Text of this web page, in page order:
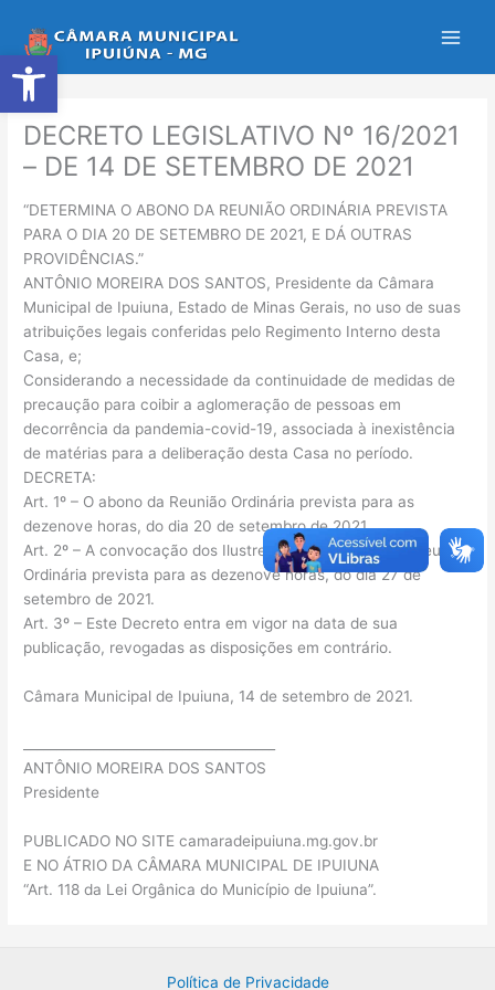
Abrir a barra de ferramentas
para
o
conteúdo
DECRETO LEGISLATIVO Nº 16/2021
– DE 14 DE SETEMBRO DE 2021
“DETERMINA O ABONO DA REUNIÃO ORDINÁRIA PREVISTA
PARA O DIA 20 DE SETEMBRO DE 2021, E DÁ OUTRAS
PROVIDÊNCIAS.”
ANTÔNIO MOREIRA DOS SANTOS, Presidente da Câmara
Municipal de Ipuiuna, Estado de Minas Gerais, no uso de suas
atribuições legais conferidas pelo Regimento Interno desta
Casa, e;
Considerando a necessidade da continuidade de medidas de
precaução para coibir a aglomeração de pessoas em
decorrência da pandemia-covid-19, associada à inexistência
de matérias para a deliberação desta Casa no período.
DECRETA:
Art. 1º – O abono da Reunião Ordinária prevista para as
dezenove horas, do dia 20 de setembro de 2021.
Art. 2º – A convocação dos Ilustres Vereadores para a Reunião
Ordinária prevista para as dezenove horas, do dia 27 de
setembro de 2021.
Art. 3º – Este Decreto entra em vigor na data de sua
publicação, revogadas as disposições em contrário.
Câmara Municipal de Ipuiuna, 14 de setembro de 2021.
ANTÔNIO MOREIRA DOS SANTOS
Presidente
PUBLICADO NO SITE camaradeipuiuna.mg.gov.br
E NO ÁTRIO DA CÂMARA MUNICIPAL DE IPUIUNA
“Art. 118 da Lei Orgânica do Município de Ipuiuna”.
Política de Privacidade